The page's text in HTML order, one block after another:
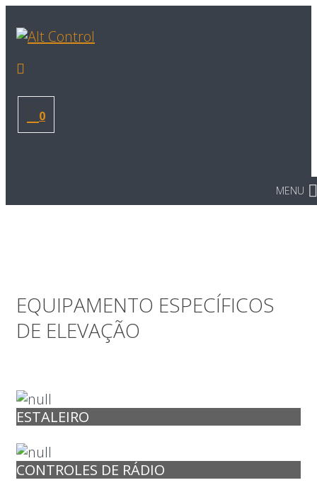
0
MENU
EQUIPAMENTO ESPECÍFICOS
DE ELEVAÇÃO
ESTALEIRO
CONTROLES DE RÁDIO